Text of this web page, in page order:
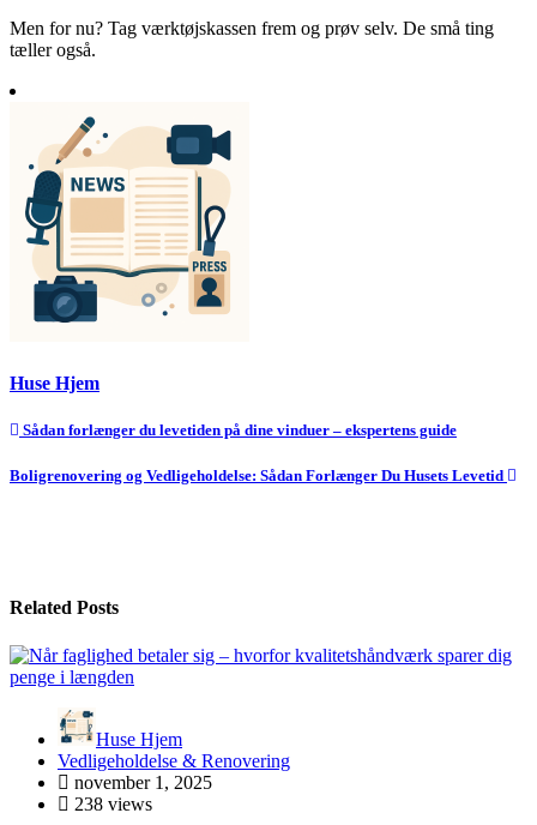
Men for nu? Tag værktøjskassen frem og prøv selv. De små ting
tæller også.
Huse Hjem
Indlægsnavigation
Sådan forlænger du levetiden på dine vinduer – ekspertens guide
Boligrenovering og Vedligeholdelse: Sådan Forlænger Du Husets Levetid
Related Posts
Huse Hjem
Vedligeholdelse & Renovering
november 1, 2025
238 views